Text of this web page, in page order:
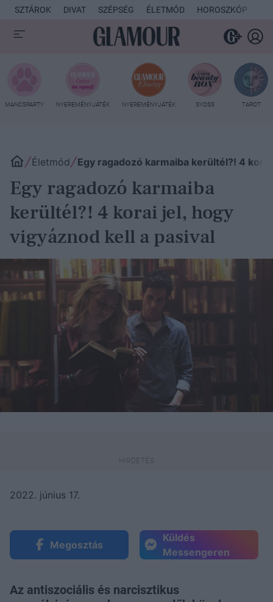
SZTÁROK DIVAT SZÉPSÉG ÉLETMÓD HOROSZKÓP
MANCSPARTY NYEREMÉNYJÁTÉK NYEREMÉNYJÁTÉK SYOSS TAROT
Életmód Egy ragadozó karmaiba kerültél?! 4
Egy ragadozó karmaiba
kerültél?! 4 korai jel, hogy
vigyáznod kell a pasival
2022. június 17.
Megosztás
Küldés
Messengeren
Az antiszociális és narcisztikus